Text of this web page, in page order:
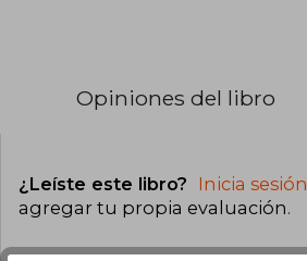
Opiniones del libro
¿Leíste este libro? Inicia sesión
agregar tu propia evaluación.